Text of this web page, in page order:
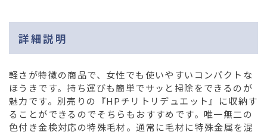
詳細説明
軽さが特徴の商品で、女性でも使いやすいコンパクトな
ほうきです。持ち運びも簡単でサッと掃除をできるのが
魅力です。別売りの『HPチリトリデュエット』に収納す
ることができるのでそちらもおすすめです。唯一無二の
色付き金検対応の特殊毛材。通常に毛材に特殊金属を混